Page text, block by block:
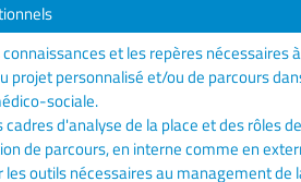
et les repères
projet personnalisé et/ou de parcours
sociale.
cadres d'analyse de la place et des rôles
de parcours, en interne comme en
les outils nécessaires au management